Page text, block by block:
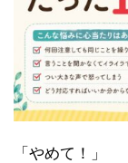
「やめて！」